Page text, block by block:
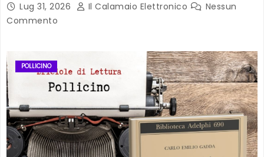
Lug 31, 2026 Il Calamaio Elettronico
Nessun
Commento
POLLICINO